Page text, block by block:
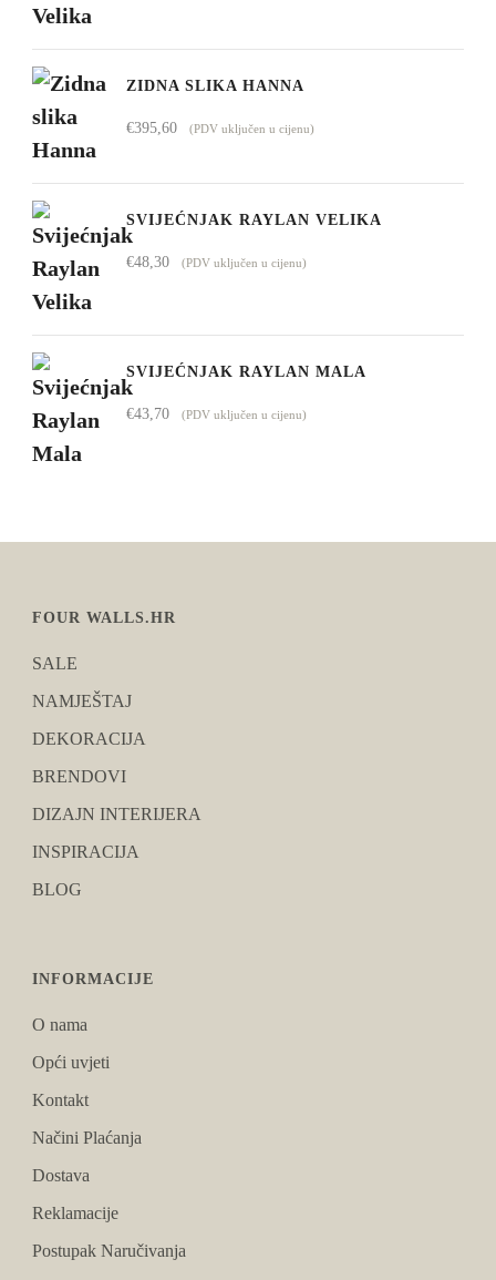
ZIDNA SLIKA HANNA
€395,60 (PDV uključen u cijenu)
SVIJEĆNJAK RAYLAN VELIKA
€48,30 (PDV uključen u cijenu)
SVIJEĆNJAK RAYLAN MALA
€43,70 (PDV uključen u cijenu)
FOUR WALLS.HR
SALE
NAMJEŠTAJ
DEKORACIJA
BRENDOVI
DIZAJN INTERIJERA
INSPIRACIJA
BLOG
INFORMACIJE
O nama
Opći uvjeti
Kontakt
Načini Plaćanja
Dostava
Reklamacije
Postupak Naručivanja